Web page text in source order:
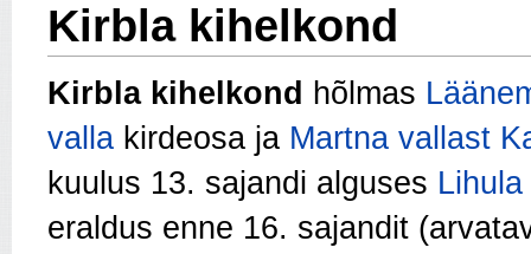
Kirbla kihelkond
Kirbla kihelkond hõlmas
valla kirdeosa ja Martna vallast
kuulus 13. sajandi alguses
eraldus enne 16. sajandit